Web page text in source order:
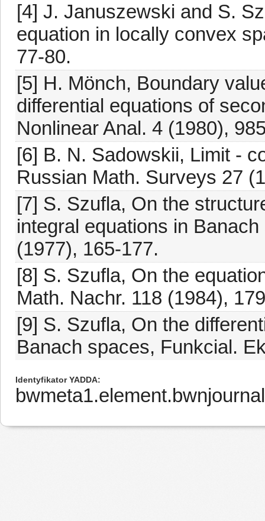
[4] J. Januszewski and S.
equation in locally convex
77-80.
[5] H. Mönch, Boundary
differential equations of
Nonlinear Anal. 4 (1980),
[6] B. N. Sadowskii, Limit -
Russian Math. Surveys 27
[7] S. Szufla, On the
integral equations in
(1977), 165-177.
[8] S. Szufla, On the
Math. Nachr. 118 (1984),
[9] S. Szufla, On the
Banach spaces, Funkcial.
Identyfikator YADDA